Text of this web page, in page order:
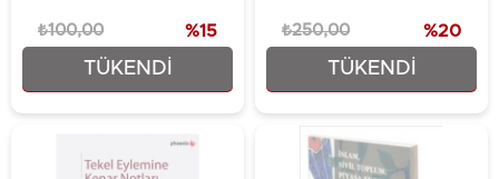
TÜKENDI
₺85,00
₺100,00 %15
TÜKENDI
₺200,00
₺250,00 %20